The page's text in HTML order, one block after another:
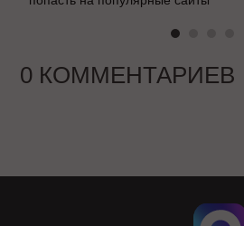
0 КОММЕНТАРИЕВ